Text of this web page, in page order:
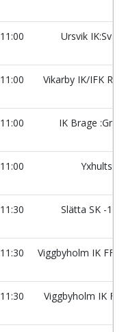
11:00 Ursvik
11:00 Vikarby IK/IFK
11:00 IK Brage
11:00 Yxhults
11:30 Slätta SK -14
11:30 Viggbyholm IK FF
11:30 Viggbyholm IK